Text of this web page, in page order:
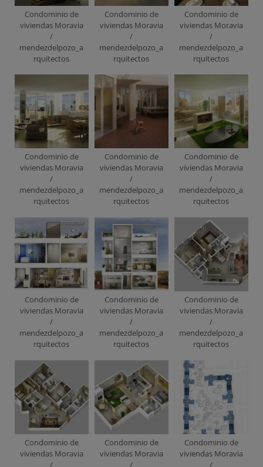
Condominio de
viviendas Moravia
/
mendezdelpozo_a
rquitectos
Condominio de
viviendas Moravia
/
mendezdelpozo_a
rquitectos
Condominio de
viviendas Moravia
/
mendezdelpozo_a
rquitectos
Condominio de
viviendas Moravia
/
mendezdelpozo_a
rquitectos
Condominio de
viviendas Moravia
/
mendezdelpozo_a
rquitectos
Condominio de
viviendas Moravia
/
mendezdelpozo_a
rquitectos
Condominio de
viviendas Moravia
/
mendezdelpozo_a
rquitectos
Condominio de
viviendas Moravia
/
mendezdelpozo_a
rquitectos
Condominio de
viviendas Moravia
/
mendezdelpozo_a
rquitectos
Condominio de
viviendas Moravia
/
Condominio de
viviendas Moravia
/
Condominio de
viviendas Moravia
/